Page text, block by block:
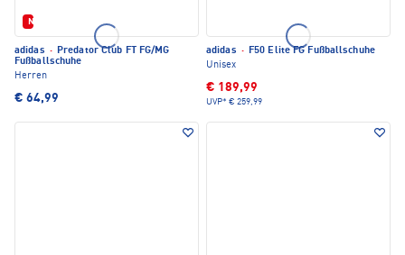
Neu
adidas · Predator Club FT FG/MG
Fußballschuhe
Herren
€ 64,99
adidas · F50 Elite FG Fußballschuhe
Unisex
€ 189,99
UVP* € 259,99